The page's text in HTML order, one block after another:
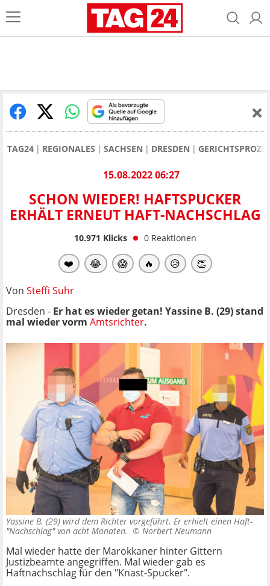
TAG24 REGIONALES SACHSEN DRESDEN
15.08.2022 06:27
SCHON WIEDER! HAFTSPUCKER
ERHÄLT ERNEUT HAFT-NACHSCHLAG
10.971 Klicks 0 Reaktionen
❤️ 😂 😱 🔥 😥 👏
Von Steffi Suhr
Dresden - Er hat es wieder getan! Yassine B. (29) stand
mal wieder vorm Amtsrichter.
Yassine B. (29) wird dem Richter vorgeführt. Er erhielt einen Haft-
"Nachschlag" von acht Monaten. © Norbert Neumann
Mal wieder hatte der Marokkaner hinter Gittern
Justizbeamte angegriffen. Mal wieder gab es
Haftnachschlag für den "Knast-Spucker".